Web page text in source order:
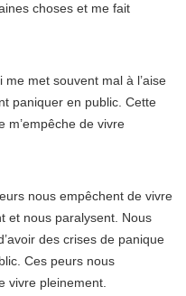
choses et me fait
met souvent mal à l’aise
paniquer en public. Cette
m’empêche de vivre
nous empêchent de vivre
et nous paralysent. Nous
des crises de panique
Ces peurs nous
vivre pleinement.